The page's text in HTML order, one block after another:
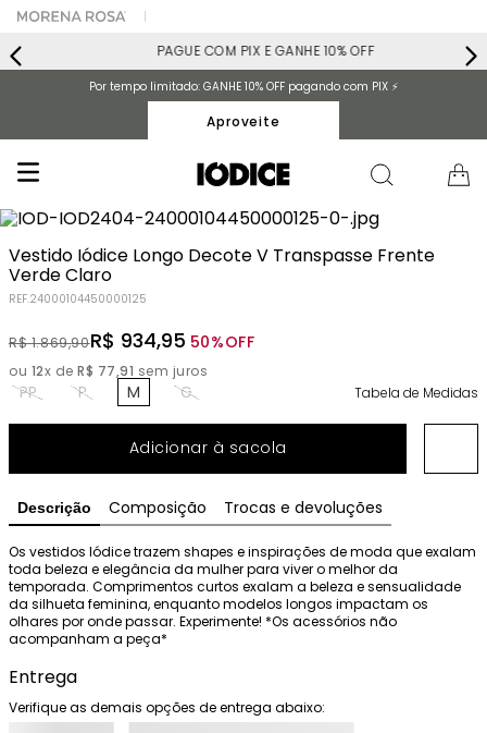
PAGUE COM PIX E GANHE 10% OFF
Por tempo limitado: GANHE 10% OFF pagando com PIX ⚡️
Aproveite
Vestido Iódice Longo Decote V Transpasse Frente
Verde Claro
REF.24000104450000125
R$ 1.869,90R$ 934,95 50%OFF
ou 12x de R$ 77,91 sem juros
PP P M G Tabela de Medidas
Adicionar à sacola
Descrição Composição Trocas e devoluções
Os vestidos Iódice trazem shapes e inspirações de moda que exalam
toda beleza e elegância da mulher para viver o melhor da
temporada. Comprimentos curtos exalam a beleza e sensualidade
da silhueta feminina, enquanto modelos longos impactam os
olhares por onde passar. Experimente! *Os acessórios não
acompanham a peça*
Entrega
Verifique as demais opções de entrega abaixo: